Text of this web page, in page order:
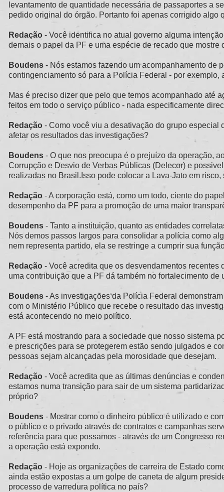
levantamento de quantidade necessária de passaportes a
pedido original do órgão. Portanto foi apenas corrigido algo
Redação - Você identifica no atual governo alguma
demais o papel da PF e uma espécie de recado que
Boudens - Nós estamos fazendo um acompanhamento de
contingenciamento só para a Polícia Federal - por exemplo,
Mas é preciso dizer que pelo que temos acompanhado até
feitos em todo o serviço público - nada especificamente
Redação - Como você viu a desativação do grupo
afetar os resultados das investigações?
Boudens - O que nos preocupa é o prejuízo da operação,
Corrupção e Desvio de Verbas Públicas (Delecor) e
realizadas no Brasil.Isso pode colocar a Lava-Jato em
Redação - A corporação está, como um todo, ciente do
desempenho da PF para a promoção de uma maior
Boudens - Tanto a instituição, quanto as entidades
Nós demos passos largos para consolidar a polícia como
nem representa partido, ela se restringe a cumprir sua
Redação - Você acredita que os desvendamentos
uma contribuição que a PF dá também no fortalecimento
Boudens - As investigações da Polícia Federal
com o Ministério Público que recebe o resultado das
está acontecendo no meio político.
A PF está mostrando para a sociedade que nosso sistema
e prescrições para se protegerem estão sendo julgados e
pessoas sejam alcançadas pela morosidade que desejam.
Redação - Você acredita que as últimas denúncias e
estamos numa transição para sair de um sistema
próprio?
Boudens - Mostrar como o dinheiro público é utilizado e
o público e o privado através de contratos e campanhas
referência para que possamos - através de um Congresso
a operação está expondo.
Redação - Hoje as organizações de carreira de Estado
ainda estão expostas a um golpe de caneta de algum
processo de varredura política no país?